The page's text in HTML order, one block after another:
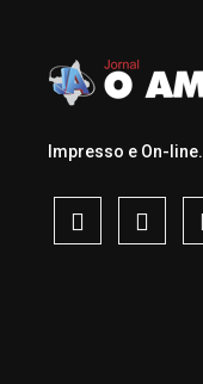
Impresso e On-line.